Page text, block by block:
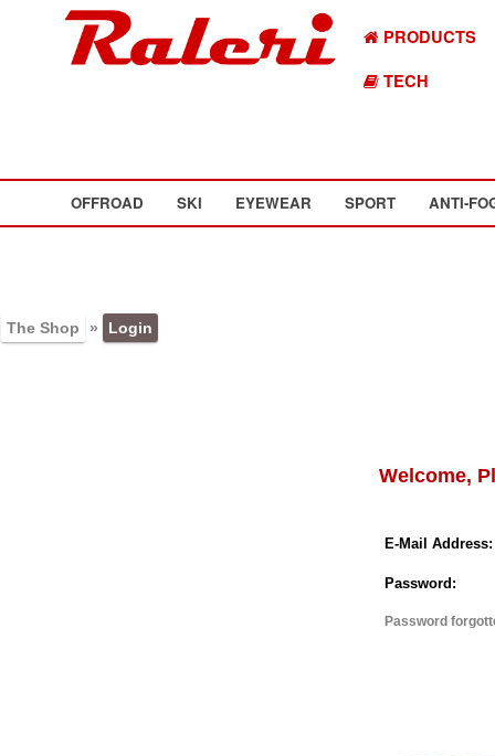
PRODUCTS
TECH
OFFROAD SKI EYEWEAR SPORT ANTI-
The Shop » Login
Welcome,
E-Mail Address:
Password:
Password